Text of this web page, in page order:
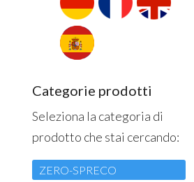
Categorie prodotti
Seleziona la categoria di
prodotto che stai cercando:
ZERO-SPRECO